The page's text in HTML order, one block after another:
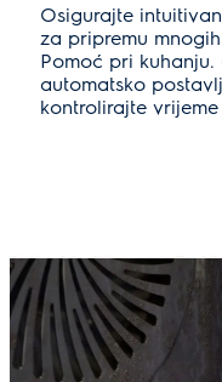
Osigurajte
za pripremu
Pomoć pri
automatsko
kontrolirajte